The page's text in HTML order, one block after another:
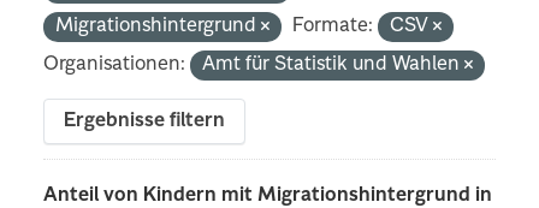
Migrationshintergrund
Formate:
CSV
Organisationen:
Amt für Statistik und Wahlen
Ergebnisse filtern
Anteil von Kindern mit Migrationshintergrund in